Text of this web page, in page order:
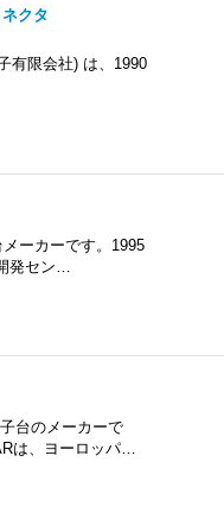
クタ
有限会社) は、1990
ーカーです。1995
発セン…
台のメーカーで
は、ヨーロッパ…